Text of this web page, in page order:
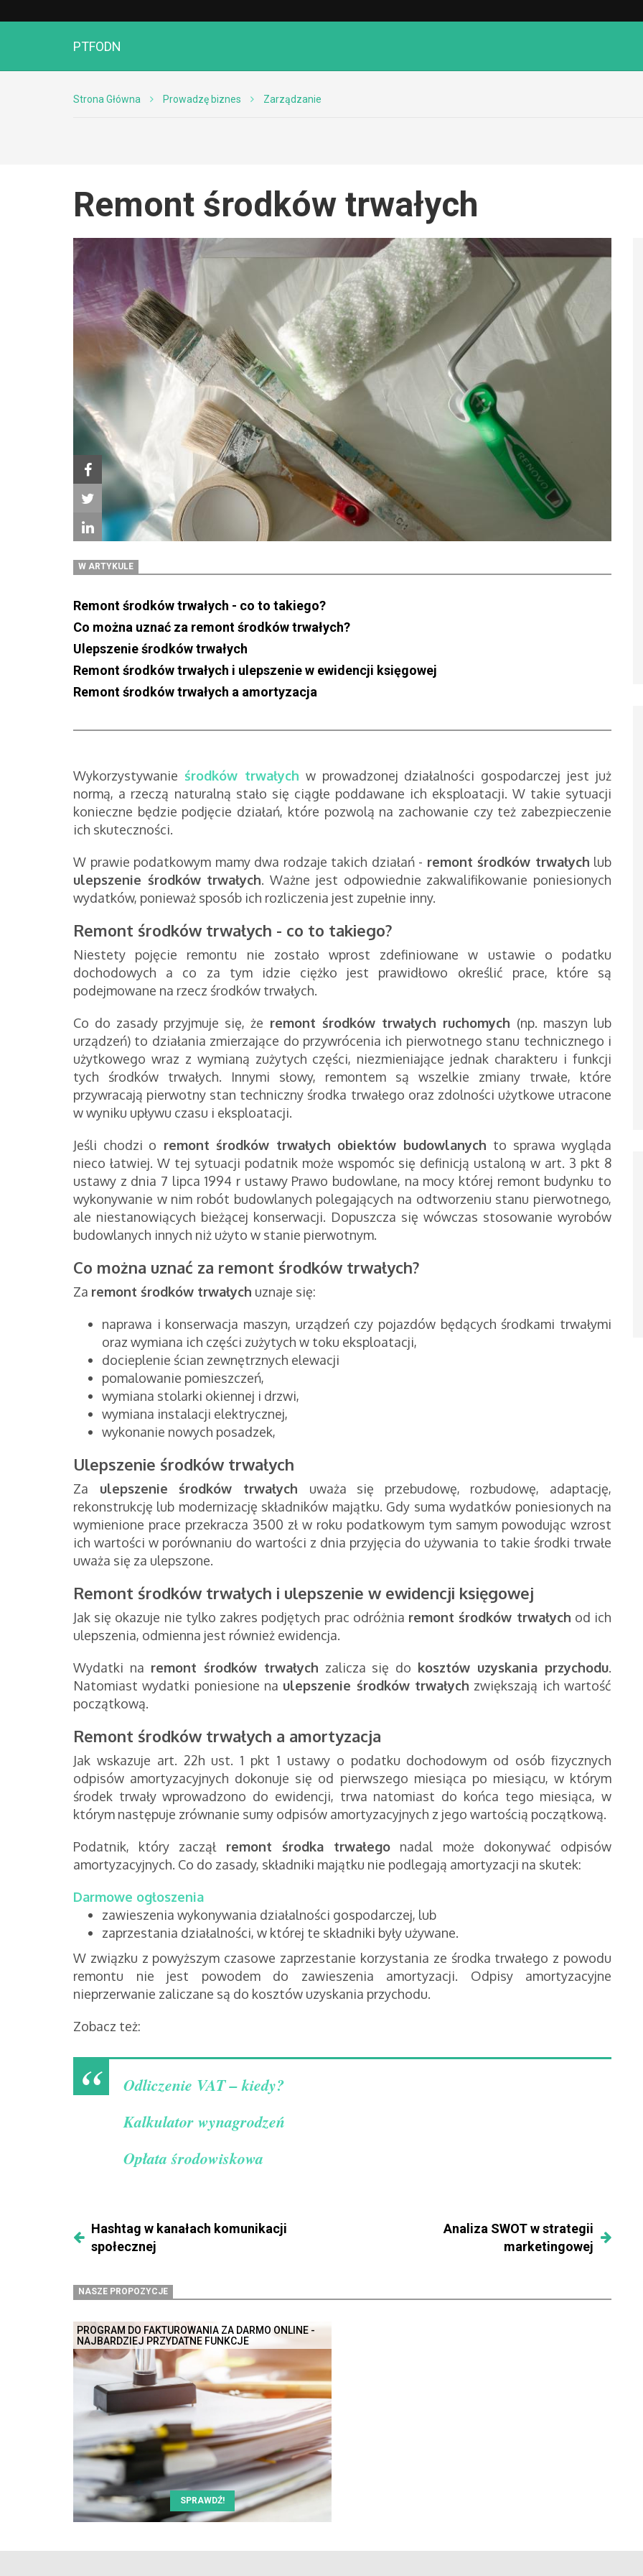
PTFODN
Strona Główna Prowadzę biznes Zarządzanie
Remont środków trwałych
W ARTYKULE
Remont środków trwałych - co to takiego?
Co można uznać za remont środków trwałych?
Ulepszenie środków trwałych
Remont środków trwałych i ulepszenie w ewidencji księgowej
Remont środków trwałych a amortyzacja
Wykorzystywanie środków trwałych w prowadzonej działalności gospodarczej jest już
normą, a rzeczą naturalną stało się ciągłe poddawane ich eksploatacji. W takie sytuacji
konieczne będzie podjęcie działań, które pozwolą na zachowanie czy też zabezpieczenie
ich skuteczności.
W prawie podatkowym mamy dwa rodzaje takich działań - remont środków trwałych lub
ulepszenie środków trwałych. Ważne jest odpowiednie zakwalifikowanie poniesionych
wydatków, ponieważ sposób ich rozliczenia jest zupełnie inny.
Remont środków trwałych - co to takiego?
Niestety pojęcie remontu nie zostało wprost zdefiniowane w ustawie o podatku
dochodowych a co za tym idzie ciężko jest prawidłowo określić prace, które są
podejmowane na rzecz środków trwałych.
Co do zasady przyjmuje się, że remont środków trwałych ruchomych (np. maszyn lub
urządzeń) to działania zmierzające do przywrócenia ich pierwotnego stanu technicznego i
użytkowego wraz z wymianą zużytych części, niezmieniające jednak charakteru i funkcji
tych środków trwałych. Innymi słowy, remontem są wszelkie zmiany trwałe, które
przywracają pierwotny stan techniczny środka trwałego oraz zdolności użytkowe utracone
w wyniku upływu czasu i eksploatacji.
Jeśli chodzi o remont środków trwałych obiektów budowlanych to sprawa wygląda
nieco łatwiej. W tej sytuacji podatnik może wspomóc się definicją ustalonąw art. 3 pkt 8
ustawy z dnia 7 lipca 1994 r ustawy Prawo budowlane, na mocy której remont budynku to
wykonywanie w nim robót budowlanych polegających na odtworzeniu stanu pierwotnego,
ale niestanowiących bieżącej konserwacji. Dopuszcza się wówczas stosowanie wyrobów
budowlanych innych niż użyto w stanie pierwotnym.
Co można uznać za remont środków trwałych?
Za remont środków trwałych uznaje się:
naprawa i konserwacja maszyn, urządzeń czy pojazdów będących środkami trwałymi
oraz wymiana ich części zużytych w toku eksploatacji,
docieplenie ścian zewnętrznych elewacji
pomalowanie pomieszczeń,
wymiana stolarki okiennej i drzwi,
wymiana instalacji elektrycznej,
wykonanie nowych posadzek,
Ulepszenie środków trwałych
Za ulepszenie środków trwałych uważa się
przebudowę, rozbudowę, adaptację,
rekonstrukcję lub modernizację składników majątku. Gdy suma wydatków poniesionych na
wymienione prace przekracza 3500 zł w roku podatkowym tym samym powodując wzrost
ich wartości w porównaniu do wartości z dnia przyjęcia do używania to takie środki trwałe
uważa się za ulepszone.
Remont środków trwałych i ulepszenie w ewidencji księgowej
Jak się okazuje nie tylko zakres podjętych prac odróżnia remont środków trwałych od ich
ulepszenia, odmienna jest również ewidencja.
Wydatki na remont środków trwałych zalicza się do kosztów uzyskania przychodu.
Natomiast wydatki poniesione na ulepszenie środków trwałych zwiększają ichwartość
początkową.
Remont środków trwałych a amortyzacja
Jak wskazuje art. 22h ust. 1 pkt 1 ustawyo podatku dochodowym od osób fizycznych
odpisów amortyzacyjnych dokonuje się od pierwszego miesiąca po miesiącu, w którym
środek trwały wprowadzono do ewidencji, trwa natomiast do końca tego miesiąca, w
którym następuje zrównanie sumy odpisów amortyzacyjnych z jego wartością początkową.
Podatnik, który zaczął remont środka trwałego nadal może dokonywać odpisów
amortyzacyjnych. Co do zasady, składniki majątku nie podlegają amortyzacji na skutek:
Darmowe ogłoszenia
zawieszenia wykonywania działalności gospodarczej, lub
zaprzestania działalności, w której te składniki były używane.
W związku z powyższym czasowe zaprzestanie korzystania ze środka trwałego z powodu
remontu nie jest powodem do zawieszenia amortyzacji. Odpisy amortyzacyjne
nieprzerwanie zaliczane są do kosztów uzyskania przychodu.
Zobacz też:
Odliczenie VAT – kiedy?
Kalkulator wynagrodzeń
Opłata środowiskowa
Hashtag w kanałach komunikacji
społecznej
Analiza SWOT w strategii
marketingowej
NASZE PROPOZYCJE
PROGRAM DO FAKTUROWANIA ZA DARMO ONLINE -
NAJBARDZIEJ PRZYDATNE FUNKCJE
SPRAWDŹ!